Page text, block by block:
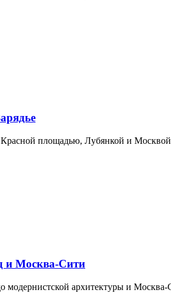
площадью, Лубянкой и
и Москва-Сити
модернистской архитектуры и Москва-